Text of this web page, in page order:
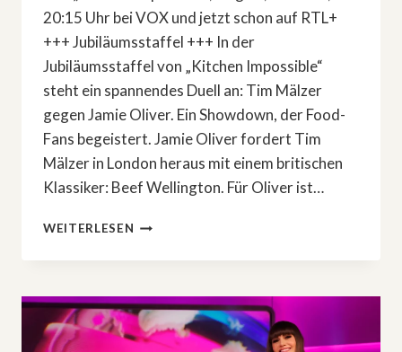
20:15 Uhr bei VOX und jetzt schon auf RTL+
+++ Jubiläumsstaffel +++ In der
Jubiläumsstaffel von „Kitchen Impossible“
steht ein spannendes Duell an: Tim Mälzer
gegen Jamie Oliver. Ein Showdown, der Food-
Fans begeistert. Jamie Oliver fordert Tim
Mälzer in London heraus mit einem britischen
Klassiker: Beef Wellington. Für Oliver ist…
WEITERLESEN SHOWDOWN:
MÄLZER
JAMIE
OLIVER